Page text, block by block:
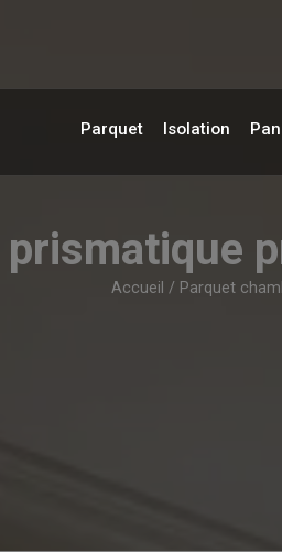
Parquet Isolation
prismatique
Accueil / Parquet